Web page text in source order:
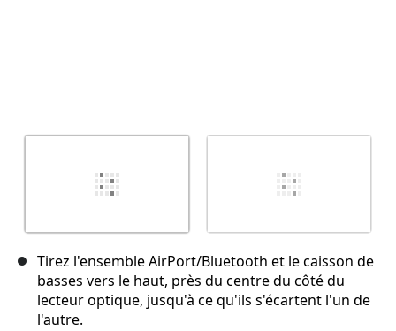
Tirez l'ensemble AirPort/Bluetooth et le caisson de
basses vers le haut, près du centre du côté du
lecteur optique, jusqu'à ce qu'ils s'écartent l'un de
l'autre.